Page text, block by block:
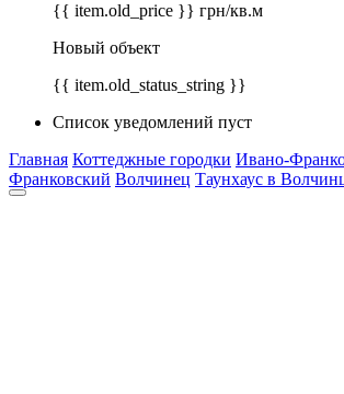
{{ item.old_price }} грн/кв.м
Новый объект
{{ item.old_status_string }}
Список уведомлений пуст
Главная Коттеджные городки Ивано-
Франковский Волчинец Таунхаус в